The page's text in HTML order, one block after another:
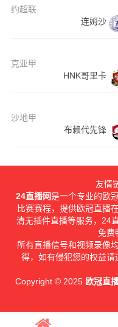
约超联
连姆沙
克亚甲
HNK哥里卡
沙地甲
布赖代先锋
友情
24直播网是一个专业的欧
比赛赛程，提供欧冠直播
清无插件直播等服务，24
免费
所有直播信号和视频录像
得，如有侵犯您的权益
Copyright © 2025 欧冠直